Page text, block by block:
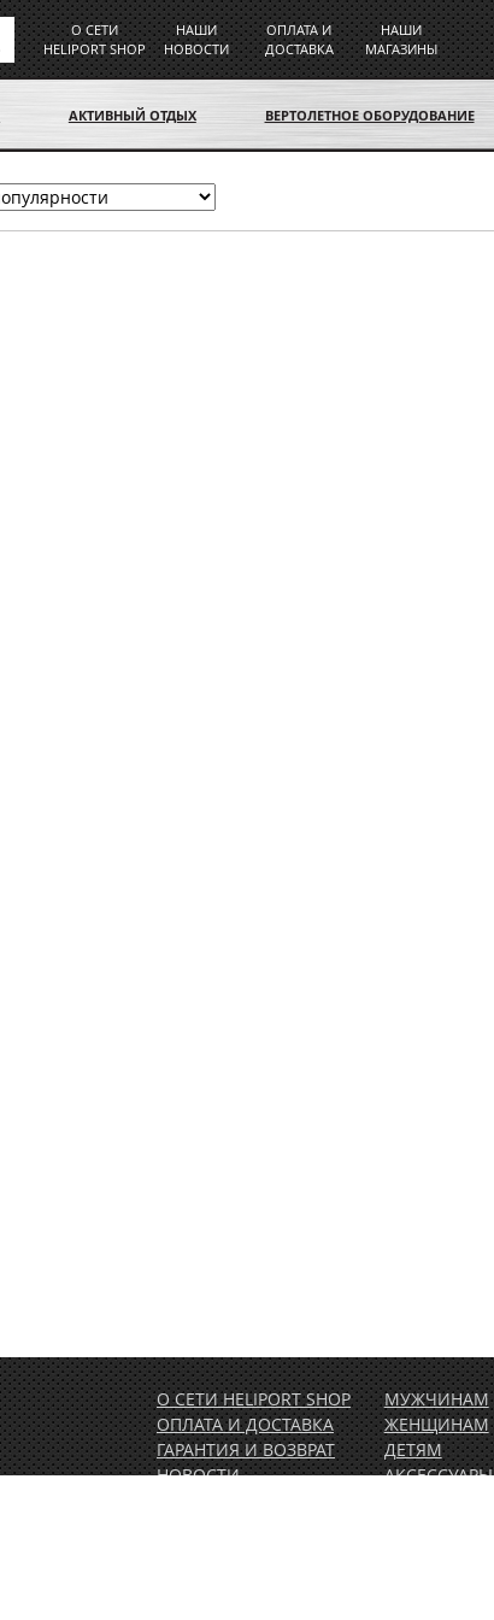
О СЕТИ
HELIPORT SHOP
НАШИ
НОВОСТИ
ОПЛАТА И
ДОСТАВКА
НАШИ
МАГАЗИНЫ
АКТИВНЫЙ ОТДЫХ ВЕРТОЛЕТНОЕ ОБОРУДОВАНИЕ
О СЕТИ HELIPORT SHOP
ОПЛАТА И ДОСТАВКА
ГАРАНТИЯ И ВОЗВРАТ
НОВОСТИ
МУЖЧИНАМ
ЖЕНЩИНАМ
ДЕТЯМ
АКСЕССУАРЫ